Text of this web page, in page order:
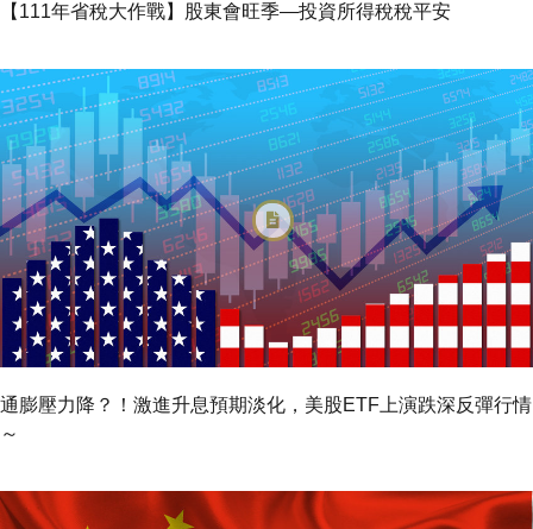
【111年省稅大作戰】股東會旺季—投資所得稅稅平安
通膨壓力降？！激進升息預期淡化，美股ETF上演跌深反彈行情
～